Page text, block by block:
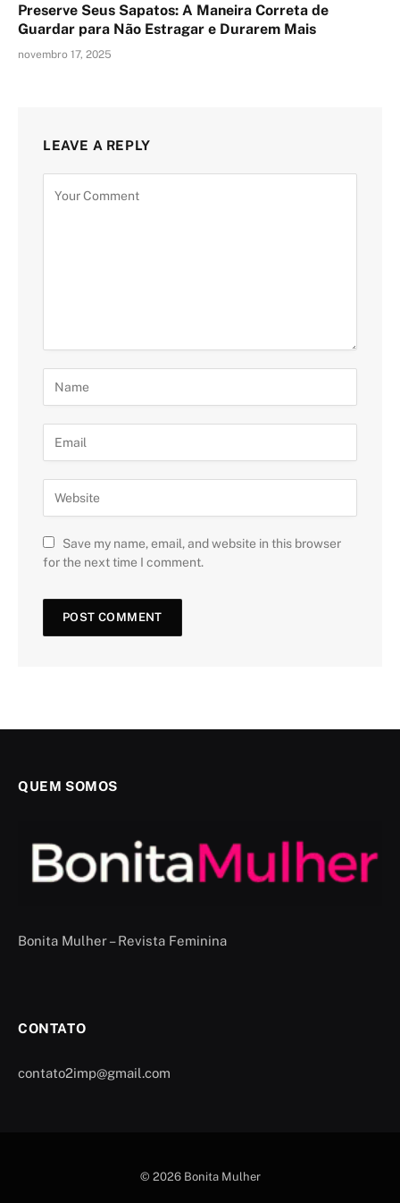
Preserve Seus Sapatos: A Maneira Correta de
Guardar para Não Estragar e Durarem Mais
novembro 17, 2025
LEAVE A REPLY
Save my name, email, and website in this browser
for the next time I comment.
QUEM SOMOS
Bonita Mulher – Revista Feminina
CONTATO
contato2imp@gmail.com
© 2026 Bonita Mulher